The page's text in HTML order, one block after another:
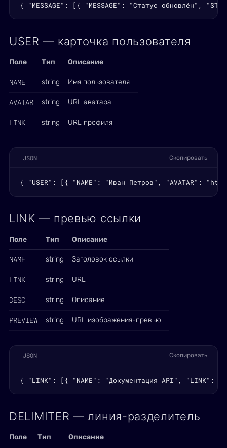
{ "MESSAGE": [{ "MESSAGE": "Статус обновлён",
USER — карточка пользователя
Поле Тип Описание
NAME string Имя пользователя
AVATAR string URL аватара
LINK string URL профиля
JSON Скопировать
{ "USER": [{ "NAME": "Иван Петров", "AVATAR":
LINK — превью ссылки
Поле Тип Описание
NAME string Заголовок ссылки
LINK string URL
DESC string Описание
PREVIEW string URL изображения-превью
JSON Скопировать
{ "LINK": [{ "NAME": "Документация API", "LINK":
DELIMITER — линия-разделитель
Поле Тип Описание